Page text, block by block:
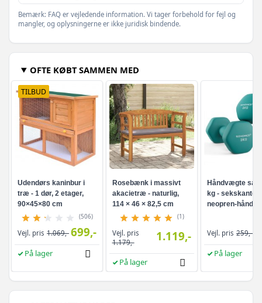
Bemærk: FAQ er vejledende information. Vi tager forbehold for fejl og
mangler, og oplysningerne er ikke juridisk bindende.
OFTE KØBT SAMMEN MED
TILBUD
Udendørs kaninbur i
træ - 1 dør, 2 etager,
90×45×80 cm
(506)
Vejl. pris 1.069,- 699,-
På lager
Rosebænk i massivt
akacietræ - naturlig,
114 × 46 × 82,5 cm
(1)
Vejl. pris
1.179,-
1.119,-
På lager
Håndvægte sæt
kg -
neopren-
Vejl. pris 259,-
På lager